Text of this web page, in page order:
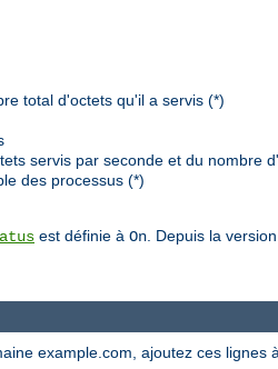
total d'octets qu'il a servis (*)
servis par seconde et du nombre
des processus (*)
est définie à On. Depuis la
example.com, ajoutez ces lignes